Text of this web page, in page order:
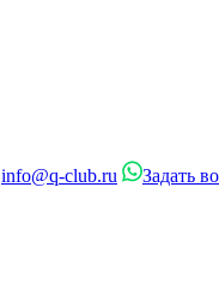
info@q-club.ru Задать